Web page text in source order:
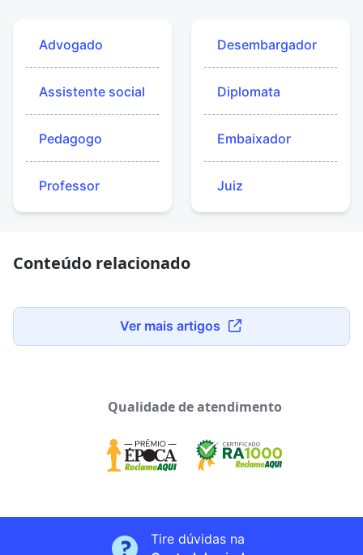
Advogado
Assistente social
Pedagogo
Professor
Desembargador
Diplomata
Embaixador
Juiz
Conteúdo relacionado
Ver mais artigos
Qualidade de atendimento
Tire dúvidas na